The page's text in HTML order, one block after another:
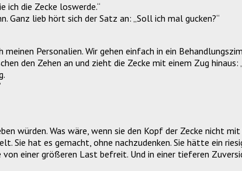
ich die Zecke loswerde.“
Ganz lieb hört sich der Satz an: „Soll ich mal gucken?“
Personalien. Wir gehen einfach in ein
den Zehen an und zieht die Zecke mit einem Zug hinaus:
würden. Was wäre, wenn sie den Kopf der Zecke nicht
Sie hat es gemacht, ohne nachzudenken. Sie hätte ein
einer größeren Last befreit. Und in einer tieferen